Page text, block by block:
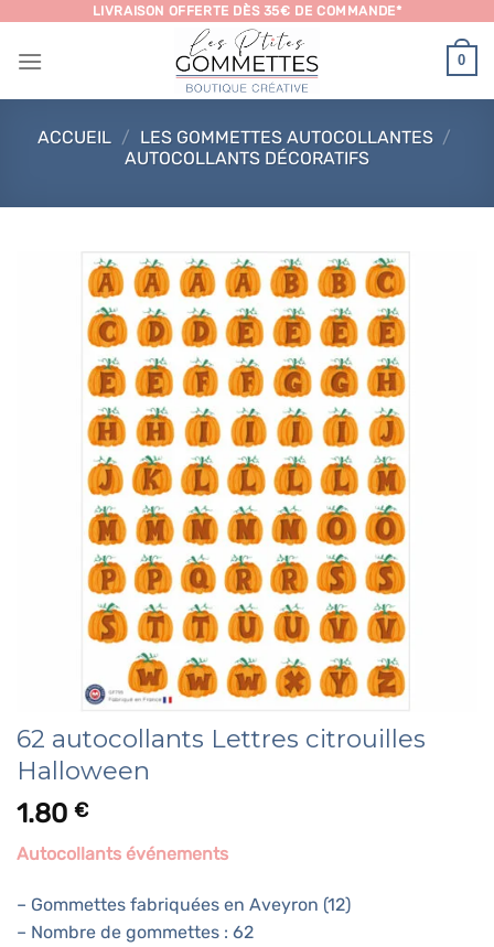
contenu
LIVRAISON OFFERTE DÈS 35€ DE COMMANDE*
0
ACCUEIL / LES GOMMETTES AUTOCOLLANTES /
AUTOCOLLANTS DÉCORATIFS
62 autocollants Lettres citrouilles
Halloween
1.80 €
Autocollants événements
– Gommettes fabriquées en Aveyron (12)
– Nombre de gommettes : 62